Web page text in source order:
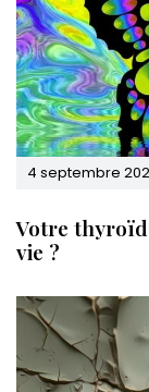
4 septembre
Votre
vie ?